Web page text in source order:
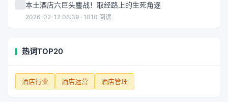
本土酒店六巨头鏖战！取经路上的生死角逐
2026-02-12 06:39 · 1010 阅读
热词TOP20
酒店行业 酒店运营 酒店管理